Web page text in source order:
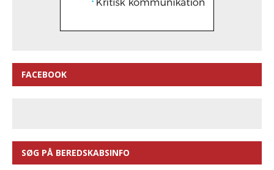
FACEBOOK
SØG PÅ BEREDSKABSINFO